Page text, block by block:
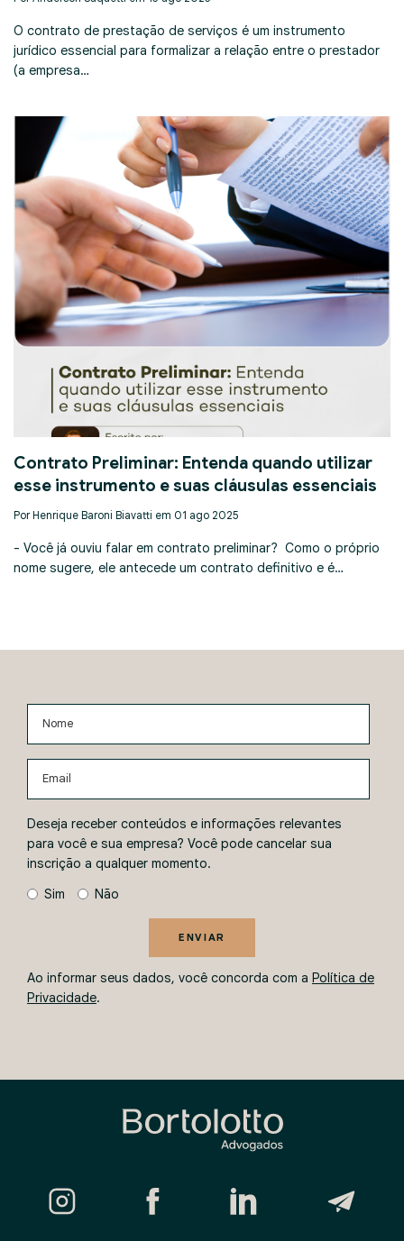
O contrato de prestação de serviços é um instrumento
jurídico essencial para formalizar a relação entre o prestador
(a empresa…
Contrato Preliminar: Entenda quando utilizar
esse instrumento e suas cláusulas essenciais
Por Henrique Baroni Biavatti em 01 ago 2025
- Você já ouviu falar em contrato preliminar? Como o próprio
nome sugere, ele antecede um contrato definitivo e é…
Deseja receber conteúdos e informações relevantes
para você e sua empresa? Você pode cancelar sua
inscrição a qualquer momento.
Sim
Não
ENVIAR
Ao informar seus dados, você concorda com a Política de
Privacidade.